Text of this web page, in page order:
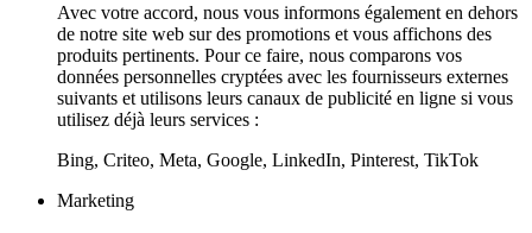
Avec votre accord, nous vous informons également en dehors
de notre site web sur des promotions et vous affichons des
produits pertinents. Pour ce faire, nous comparons vos
données personnelles cryptées avec les fournisseurs externes
suivants et utilisons leurs canaux de publicité en ligne si vous
utilisez déjà leurs services :
Bing, Criteo, Meta, Google, LinkedIn, Pinterest, TikTok
Marketing